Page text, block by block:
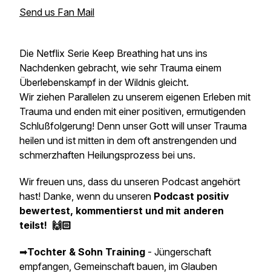
Send us Fan Mail
Die Netflix Serie Keep Breathing hat uns ins
Nachdenken gebracht, wie sehr Trauma einem
Überlebenskampf in der Wildnis gleicht.
Wir ziehen Parallelen zu unserem eigenen Erleben mit
Trauma und enden mit einer positiven, ermutigenden
Schlußfolgerung! Denn unser Gott will unser Trauma
heilen und ist mitten in dem oft anstrengenden und
schmerzhaften Heilungsprozess bei uns.
Wir freuen uns, dass du unseren Podcast angehört
hast! Danke, wenn du unseren Podcast positiv
bewertest, kommentierst und mit anderen
teilst! 🙌🏻
➡Tochter & Sohn Training - Jüngerschaft
empfangen, Gemeinschaft bauen, im Glauben